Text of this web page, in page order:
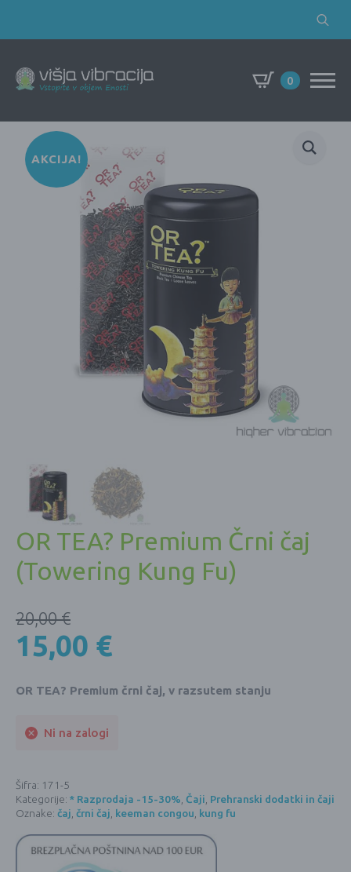
Search
0
AKCIJA!
OR TEA? Premium Črni čaj
(Towering Kung Fu)
20,00€
15,00 €
OR TEA? Premium črni čaj, v razsutem stanju
Ni na zalogi
Šifra: 171-5
Kategorije: * Razprodaja -15-30%, Čaji, Prehranski dodatki in čaji
Oznake: čaj, črni čaj, keeman congou, kung fu